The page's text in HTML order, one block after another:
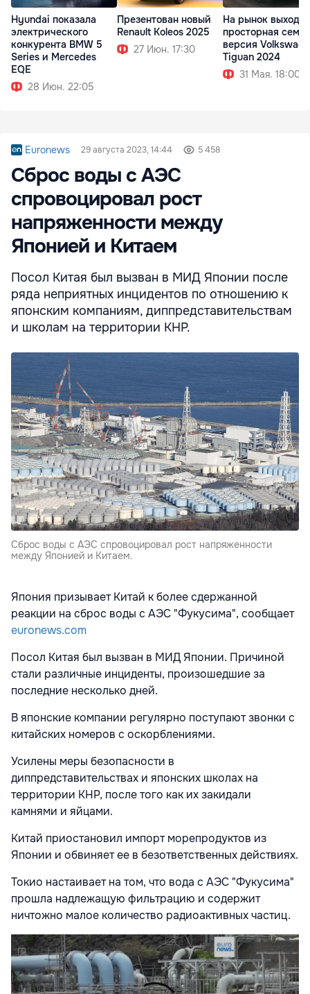
Hyundai показала
электрического
конкурента BMW 5
Series и Mercedes
EQE
28 Июн. 22:05
Презентован новый
Renault Koleos 2025
27 Июн. 17:30
На рынок выходит
просторная
версия
Tiguan 2024
31 Мая. 18:00
Euronews 29 августа 2023, 14:44 5 458
Сброс воды с АЭС
спровоцировал рост
напряженности между
Японией и Китаем
Посол Китая был вызван в МИД Японии после
ряда неприятных инцидентов по отношению к
японским компаниям, диппредставительствам
и школам на территории КНР.
Сброс воды с АЭС спровоцировал рост напряженности
между Японией и Китаем.
Япония призывает Китай к более сдержанной
реакции на сброс воды с АЭС "Фукусима", сообщает
euronews.com
Посол Китая был вызван в МИД Японии. Причиной
стали различные инциденты, произошедшие за
последние несколько дней.
В японские компании регулярно поступают звонки с
китайских номеров с оскорблениями.
Усилены меры безопасности в
диппредставительствах и японских школах на
территории КНР, после того как их закидали
камнями и яйцами.
Китай приостановил импорт морепродуктов из
Японии и обвиняет ее в безответственных действиях.
Токио настаивает на том, что вода с АЭС "Фукусима"
прошла надлежащую фильтрацию и содержит
ничтожно малое количество радиоактивных частиц.